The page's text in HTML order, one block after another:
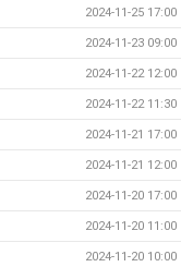
2024-11-25 17:00
2024-11-23 09:00
2024-11-22 12:00
2024-11-22 11:30
2024-11-21 17:00
2024-11-21 12:00
2024-11-20 17:00
2024-11-20 11:00
2024-11-20 10:00